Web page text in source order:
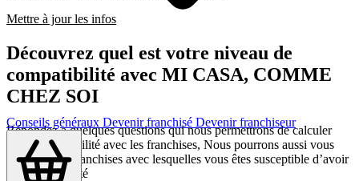
Conseils généraux Devenir franchisé Devenir franchiseur
Mettre à jour les infos
Découvrez quel est votre niveau de
compatibilité avec MI CASA, COMME
CHEZ SOI
Répondez a quelques questions qui nous permettrons de calculer
votre compatibilité avec les franchises, Nous pourrons aussi vous
présenter les franchises avec lesquelles vous êtes susceptible d’avoir
le plus d’affinité